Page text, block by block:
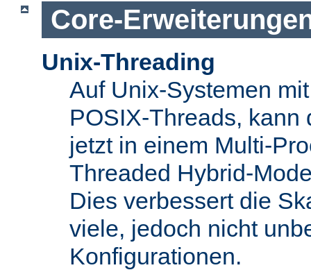
Core-
Unix-Threading
Auf Unix-Systemen
POSIX-Threads, kann
jetzt in einem Multi-
Threaded Hybrid-
Dies verbessert die
viele, jedoch nicht
Konfigurationen.